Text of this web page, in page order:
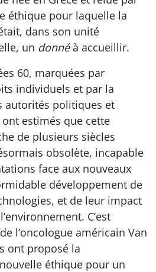
éthique pour laquelle la
dans son unité
un donnéà accueillir.
60, marquées par
individuels et par la
autorités politiques et
estimés que cette
de plusieurs siècles
obsolète, incapable
face aux nouveaux
développement de
et de leur impact
C’est
l’oncologue américain Van
ont proposé la
éthique pour un